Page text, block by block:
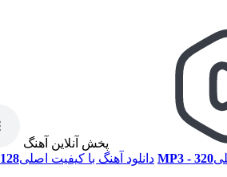
پخش آنلاین آهنگ
320 - MP3 دانلود آهنگ با کیفیت اصلی128 - MP3